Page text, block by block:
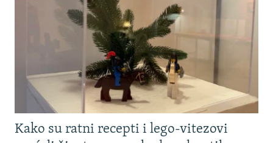
Kako su ratni recepti i lego-vitezovi